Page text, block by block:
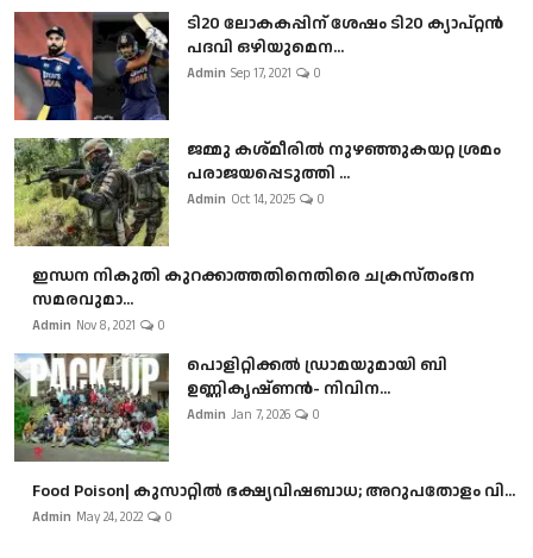
ടി20 ലോകകപ്പിന് ശേഷം ടി20 ക്യാപ്റ്റൻ
പദവി ഒഴിയുമെന...
Admin Sep 17, 2021 0
ജമ്മു കശ്മീരിൽ നുഴഞ്ഞുകയറ്റ ശ്രമം
പരാജയപ്പെടുത്തി ...
Admin Oct 14, 2025 0
ഇന്ധന നികുതി കുറക്കാത്തതിനെതിരെ ചക്രസ്തംഭന
സമരവുമാ...
Admin Nov 8, 2021 0
പൊളിറ്റിക്കല്‍ ഡ്രാമയുമായി ബി
ഉണ്ണികൃഷ്ണന്‍- നിവിന...
Admin Jan 7, 2026 0
Food Poison| കുസാറ്റില്‍ ഭക്ഷ്യവിഷബാധ; അറുപതോളം വി...
Admin May 24, 2022 0